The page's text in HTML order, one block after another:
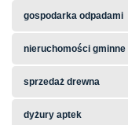
gospodarka odpadami
nieruchomości gminne
sprzedaż drewna
dyżury aptek